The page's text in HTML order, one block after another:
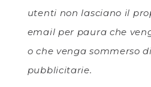
utenti non lasciano il
email per paura che
o che venga sommerso
pubblicitarie.